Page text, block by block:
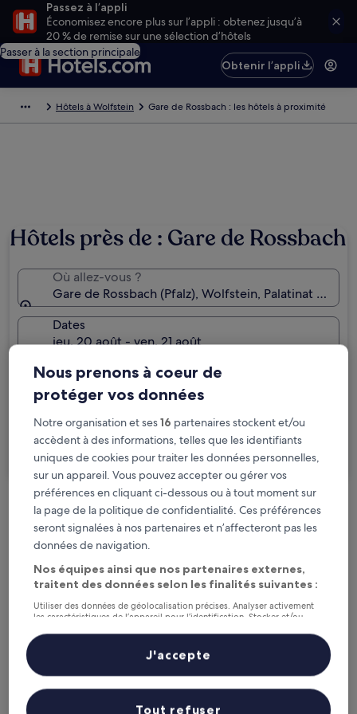
Passez à l’appli
Économisez encore plus sur l’appli : obtenez jusqu’à
20 % de remise sur une sélection d’hôtels
Passer à la section principale
Obtenir l’appli
Hôtels à Wolfstein Gare de Rossbach : les hôtels à proximité
Hôtels près de : Gare de Rossbach
Où allez-vous ?
Gare de Rossbach (Pfalz), Wolfstein, Palatinat du
Dates
jeu. 20 août - ven. 21 août
Voyageurs
2 personnes, 1 chambre
Je voyage pour affaires
Rechercher
Options d’annulation gratuite en cas de
changement de programme
Gagnez des récompenses pour chaque
nuit séjournée
Économisez plus grâce aux Prix membres
Consultez les prix pour ces dates
Nous prenons à coeur de
protéger vos données
Notre organisation et ses16 partenaires stockent et/ou
accèdent à des informations, telles que les identifiants
uniques de cookies pour traiter les données personnelles,
sur un appareil. Vous pouvez accepter ou gérer vos
préférences en cliquant ci-dessous ou à tout moment sur
la page de la politique de confidentialité. Ces préférences
seront signalées à nos partenaires et n’affecteront pas les
données de navigation.
Nos équipes ainsi que nos partenaires externes,
traitent des données selon les finalités suivantes :
Utiliser des données de géolocalisation précises. Analyser activement
les caractéristiques de l’appareil pour l’identification. Stocker et/ou
personnalisés, mesure de performance des publicités et du contenu,
études d’audience et développement de services.
Liste de nos partenaires (fournisseurs)
Tout refuser
J'accepte